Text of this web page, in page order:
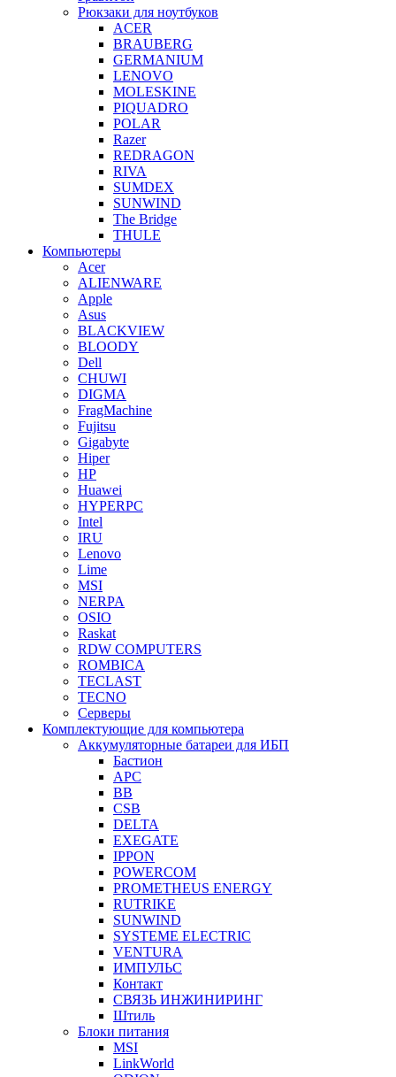
Рюкзаки для ноутбуков
ACER
BRAUBERG
GERMANIUM
LENOVO
MOLESKINE
PIQUADRO
POLAR
Razer
REDRAGON
RIVA
SUMDEX
SUNWIND
The Bridge
THULE
Компьютеры
Acer
ALIENWARE
Apple
Asus
BLACKVIEW
BLOODY
Dell
CHUWI
DIGMA
FragMachine
Fujitsu
Gigabyte
Hiper
HP
Huawei
HYPERPC
Intel
IRU
Lenovo
Lime
MSI
NERPA
OSIO
Raskat
RDW COMPUTERS
ROMBICA
TECLAST
TECNO
Серверы
Комплектующие для компьютера
Аккумуляторные батареи для ИБП
Бастион
APC
BB
CSB
DELTA
EXEGATE
IPPON
POWERCOM
PROMETHEUS ENERGY
RUTRIKE
SUNWIND
SYSTEME ELECTRIC
VENTURA
ИМПУЛЬС
Контакт
СВЯЗЬ ИНЖИНИРИНГ
Штиль
Блоки питания
MSI
LinkWorld